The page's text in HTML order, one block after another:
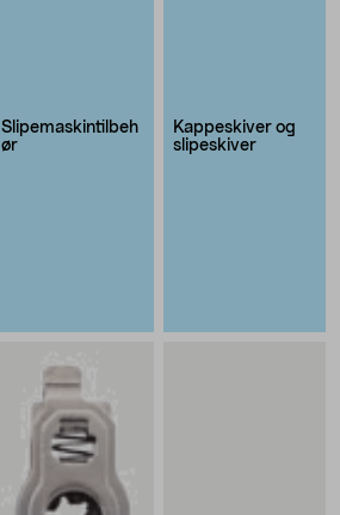
Slipemaskintilbeh
ør
Kappeskiver og
slipeskiver